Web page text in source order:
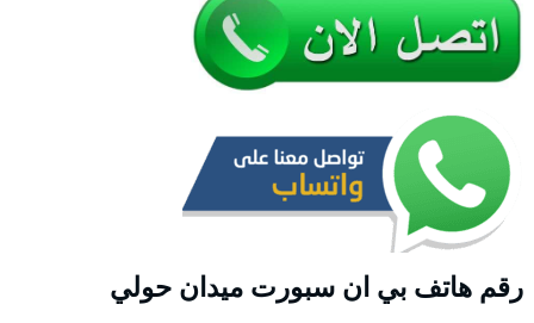
رقم هاتف بي ان سبورت ميدان حولي